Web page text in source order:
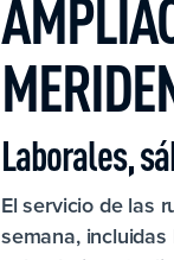
Laborales,
El servicio de las
semana,